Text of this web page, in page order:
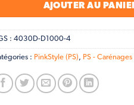
AJOUTER AU
: 4030D-D1000-4
: PinkStyle (PS) , PS -